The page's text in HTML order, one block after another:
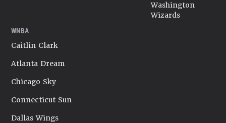
Washington
Wizards
WNBA
Caitlin Clark
Atlanta Dream
Chicago Sky
Connecticut Sun
Dallas Wings